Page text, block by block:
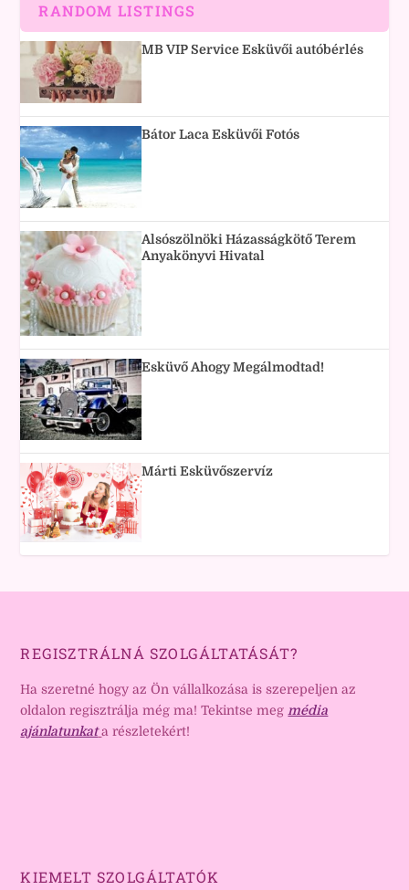
RANDOM LISTINGS
MB VIP Service Esküvői autóbérlés
Bátor Laca Esküvői Fotós
Alsószölnöki Házasságkötő Terem
Anyakönyvi Hivatal
Esküvő Ahogy Megálmodtad!
Márti Esküvőszervíz
REGISZTRÁLNÁ SZOLGÁLTATÁSÁT?
Ha szeretné hogy az Ön vállalkozása is szerepeljen az
oldalon regisztrálja még ma! Tekintse meg média
ajánlatunkat a részletekért!
KIEMELT SZOLGÁLTATÓK